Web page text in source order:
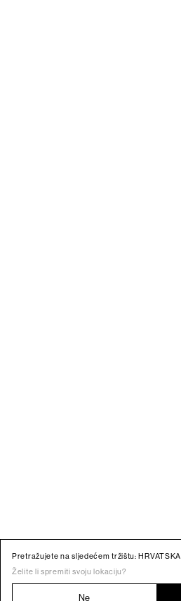
Pretražujete na sljedećem tržištu: HRVATSKA
Želite li spremiti svoju lokaciju?
Ne